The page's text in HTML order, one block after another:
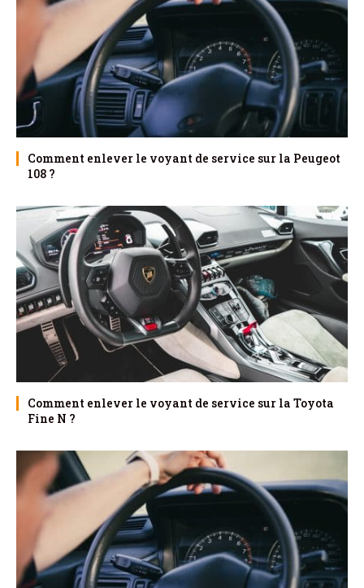
Comment enlever le voyant de service sur la Peugeot
108 ?
Comment enlever le voyant de service sur la Toyota
Fine N ?